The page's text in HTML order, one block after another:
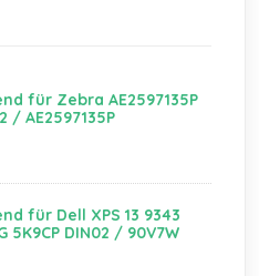
für Zebra AE2597135P
/ AE2597135P
für Dell XPS 13 9343
5K9CP DIN02 / 90V7W